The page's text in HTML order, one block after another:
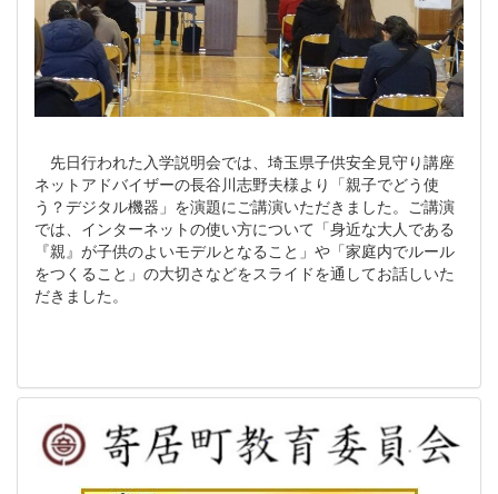
先日行われた入学説明会では、埼玉県子供安全見守り講座
ネットアドバイザーの長谷川志野夫様より「親子でどう使
う？デジタル機器」を演題にご講演いただきました。ご講演
では、インターネットの使い方について「身近な大人である
『親』が子供のよいモデルとなること」や「家庭内でルール
をつくること」の大切さなどをスライドを通してお話しいた
だきました。